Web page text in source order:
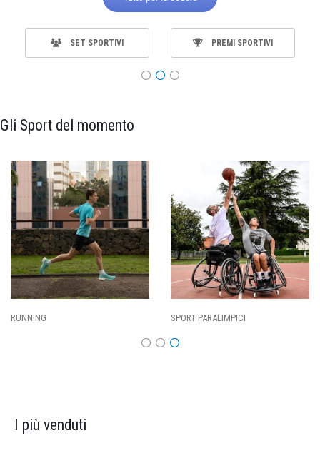
SET SPORTIVI PREMI SPORTIVI
Gli Sport del momento
RUNNING SPORT PARALIMPICI
I più venduti